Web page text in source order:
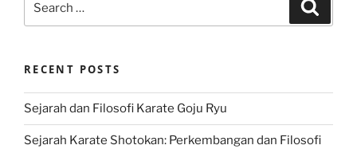
for:
RECENT POSTS
Sejarah dan Filosofi Karate Goju Ryu
Sejarah Karate Shotokan: Perkembangan dan Filosofi